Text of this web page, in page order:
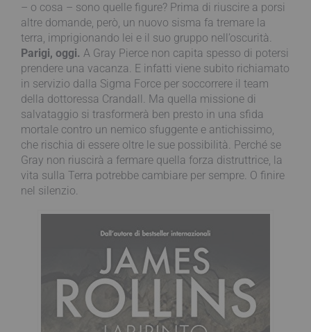
– o cosa – sono quelle figure? Prima di riuscire a porsi
altre domande, però, un nuovo sisma fa tremare la
terra, imprigionando lei e il suo gruppo nell’oscurità.
Parigi, oggi. A Gray Pierce non capita spesso di potersi
prendere una vacanza. E infatti viene subito richiamato
in servizio dalla Sigma Force per soccorrere il team
della dottoressa Crandall. Ma quella missione di
salvataggio si trasformerà ben presto in una sfida
mortale contro un nemico sfuggente e antichissimo,
che rischia di essere oltre le sue possibilità. Perché se
Gray non riuscirà a fermare quella forza distruttrice, la
vita sulla Terra potrebbe cambiare per sempre. O finire
nel silenzio.